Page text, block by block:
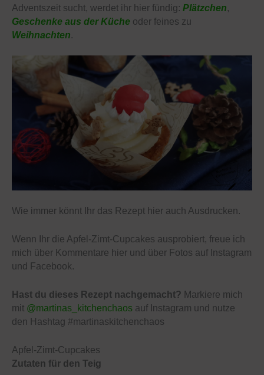
Adventszeit sucht, werdet ihr hier fündig: Plätzchen,
Geschenke aus der Küche oder feines zu
Weihnachten.
Wie immer könnt Ihr das Rezept hier auch Ausdrucken.
Wenn Ihr die Apfel-Zimt-Cupcakes ausprobiert, freue ich
mich über Kommentare hier und über Fotos auf Instagram
und Facebook.
Hast du dieses Rezept nachgemacht? Markiere mich
mit @martinas_kitchenchaos auf Instagram und nutze
den Hashtag #martinaskitchenchaos
Apfel-Zimt-Cupcakes
Zutaten für den Teig